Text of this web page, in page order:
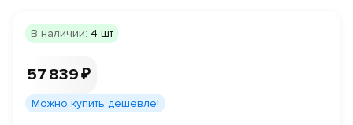
В наличии: 4 шт
57 839 ₽
Можно купить дешевле!